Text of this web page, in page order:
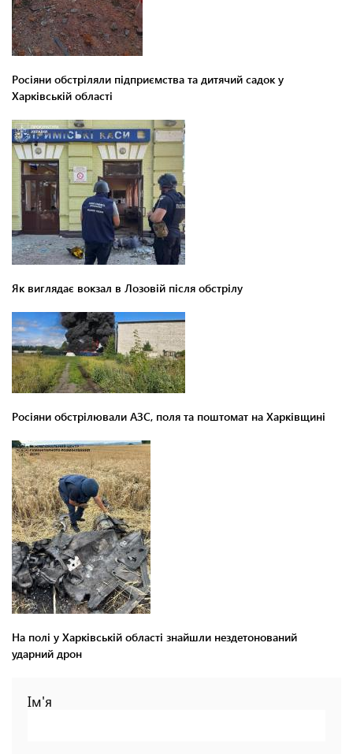
Росіяни обстріляли підприємства та дитячий садок у
Харківській області
Як виглядає вокзал в Лозовій після обстрілу
Росіяни обстрілювали АЗС, поля та поштомат на Харківщині
На полі у Харківській області знайшли нездетонований
ударний дрон
Ім'я